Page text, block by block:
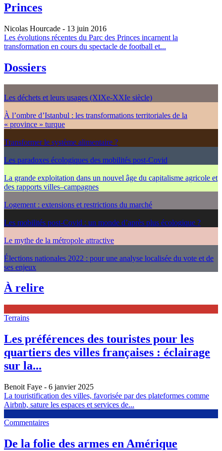
Princes
Nicolas Hourcade - 13 juin 2016
Les évolutions récentes du Parc des Princes incarnent la
transformation en cours du spectacle de football et...
Dossiers
Les déchets et leurs usages (XIXe-XXIe siècle)
À l’ombre d’Istanbul : les transformations territoriales de la
« province » turque
Transformer le système alimentaire ?
Les paradoxes écologiques des mobilités post-Covid
La grande exploitation dans un nouvel âge du capitalisme agricole et
des rapports villes–campagnes
Logement : extensions et restrictions du marché
Les mobilités post-Covid : un monde d’après plus écologique ?
Le mythe de la métropole attractive
Élections nationales 2022 : pour une analyse localisée du vote et de
ses enjeux
À relire
Terrains
Les préférences des touristes pour les
quartiers des villes françaises : éclairage
sur la...
Benoit Faye - 6 janvier 2025
La touristification des villes, favorisée par des plateformes comme
Airbnb, sature les espaces et services de...
Commentaires
De la folie des armes en Amérique